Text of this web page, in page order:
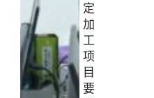
定
加
工
项
目
要